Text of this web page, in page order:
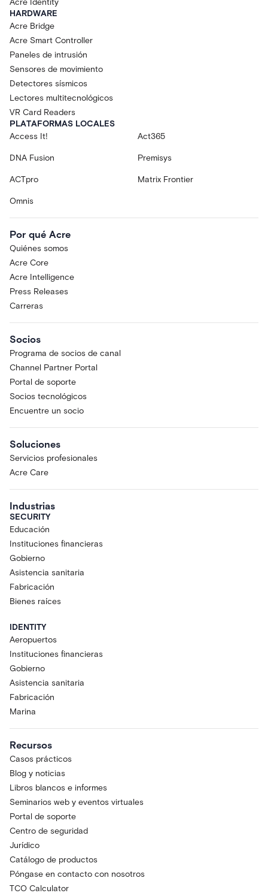
Acre Identity
HARDWARE
Acre Bridge
Acre Smart Controller
Paneles de intrusión
Sensores de movimiento
Detectores sísmicos
Lectores multitecnológicos
VR Card Readers
PLATAFORMAS LOCALES
Access It!
Act365
DNA Fusion Premisys
ACTpro Matrix Frontier
Omnis
Por qué Acre
Quiénes somos
Acre Core
Acre Intelligence
Press Releases
Carreras
Socios
Programa de socios de canal
Channel Partner Portal
Portal de soporte
Socios tecnológicos
Encuentre un socio
Soluciones
Servicios profesionales
Acre Care
Industrias
SECURITY
Educación
Instituciones financieras
Gobierno
Asistencia sanitaria
Fabricación
Bienes raíces
IDENTITY
Aeropuertos
Instituciones financieras
Gobierno
Asistencia sanitaria
Fabricación
Marina
Recursos
Casos prácticos
Blog y noticias
Libros blancos e informes
Seminarios web y eventos virtuales
Portal de soporte
Centro de seguridad
Jurídico
Catálogo de productos
Póngase en contacto con nosotros
TCO Calculator